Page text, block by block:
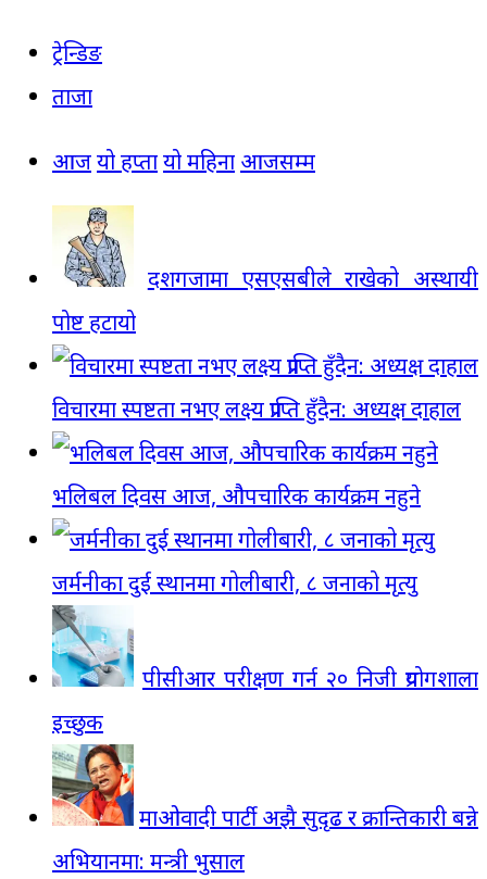
ट्रेन्डिङ
ताजा
आजयो हप्तायो महिना आजसम्म
दशगजामा एसएसबीले राखेको अस्थायी
पोष्ट हटायो
विचारमा स्पष्टता नभए लक्ष्य प्राप्ति हुँदैन: अध्यक्ष दाहाल
भलिबल दिवस आज, औपचारिक कार्यक्रम नहुने
जर्मनीका दुई स्थानमा गोलीबारी, ८ जनाको मृत्यु
पीसीआर परीक्षण गर्न २० निजी प्रयोगशाला
इच्छुक
माओवादी पार्टी अझै सुदृढ र क्रान्तिकारी बन्ने
अभियानमा: मन्त्री भुसाल